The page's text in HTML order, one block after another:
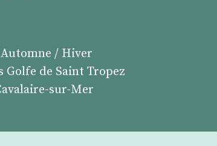
Automne / Hiver
Golfe de Saint Tropez
sur-Mer